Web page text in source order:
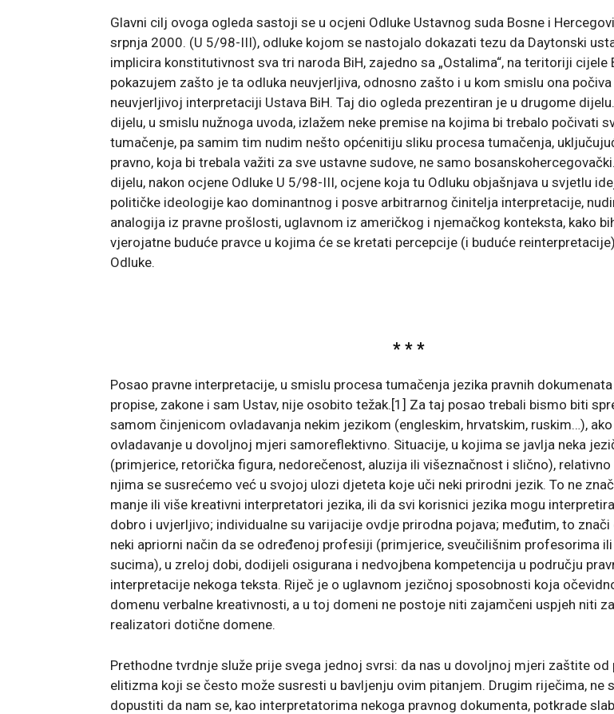
Glavni cilj ovoga ogleda sastoji se u ocjeni Odluke Ustavnog suda Bosne i
srpnja 2000. (U 5/98-III), odluke kojom se nastojalo dokazati tezu da Daytonski
implicira konstitutivnost sva tri naroda BiH, zajedno sa „Ostalima“, na teritoriji cijele
pokazujem zašto je ta odluka neuvjerljiva, odnosno zašto i u kom smislu ona
neuvjerljivoj interpretaciji Ustava BiH. Taj dio ogleda prezentiran je u drugome
dijelu, u smislu nužnoga uvoda, izlažem neke premise na kojima bi trebalo počivati
tumačenje, pa samim tim nudim nešto općenitiju sliku procesa tumačenja,
pravno, koja bi trebala važiti za sve ustavne sudove, ne samo
dijelu, nakon ocjene Odluke U 5/98-III, ocjene koja tu Odluku objašnjava u svjetlu
političke ideologije kao dominantnog i posve arbitrarnog činitelja interpretacije,
analogija iz pravne prošlosti, uglavnom iz američkog i njemačkog konteksta, kako
vjerojatne buduće pravce u kojima će se kretati percepcije (i buduće
Odluke.
* * *
Posao pravne interpretacije, u smislu procesa tumačenja jezika pravnih
propise, zakone i sam Ustav, nije osobito težak.[1] Za taj posao trebali bismo biti
samom činjenicom ovladavanja nekim jezikom (engleskim, hrvatskim, ruskim…),
ovladavanje u dovoljnoj mjeri samoreflektivno. Situacije, u kojima se javlja neka
(primjerice, retorička figura, nedorečenost, aluzija ili višeznačnost i slično), relativno
njima se susrećemo već u svojoj ulozi djeteta koje uči neki prirodni jezik. To ne
manje ili više kreativni interpretatori jezika, ili da svi korisnici jezika mogu
dobro i uvjerljivo; individualne su varijacije ovdje prirodna pojava; međutim, to
neki apriorni način da se određenoj profesiji (primjerice, sveučilišnim profesorima
sucima), u zreloj dobi, dodijeli osigurana i nedvojbena kompetencija u području
interpretacije nekoga teksta. Riječ je o uglavnom jezičnoj sposobnosti koja
domenu verbalne kreativnosti, a u toj domeni ne postoje niti zajamčeni uspjeh niti
realizatori dotične domene.
Prethodne tvrdnje služe prije svega jednoj svrsi: da nas u dovoljnoj mjeri zaštite od
elitizma koji se često može susresti u bavljenju ovim pitanjem. Drugim riječima, ne
dopustiti da nam se, kao interpretatorima nekoga pravnog dokumenta, potkrade